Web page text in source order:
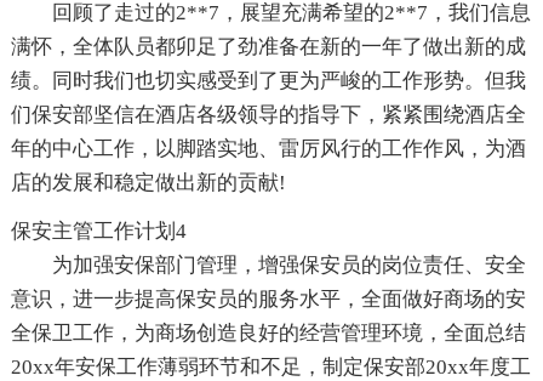
回顾了走过的2**7，展望充满希望的2**7，我们信息
满怀，全体队员都卯足了劲准备在新的一年了做出新的成
绩。同时我们也切实感受到了更为严峻的工作形势。但我
们保安部坚信在酒店各级领导的指导下，紧紧围绕酒店全
年的中心工作，以脚踏实地、雷厉风行的工作作风，为酒
店的发展和稳定做出新的贡献!
保安主管工作计划4
为加强安保部门管理，增强保安员的岗位责任、安全
意识，进一步提高保安员的服务水平，全面做好商场的安
全保卫工作，为商场创造良好的经营管理环境，全面总结
20xx年安保工作薄弱环节和不足，制定保安部20xx年度工